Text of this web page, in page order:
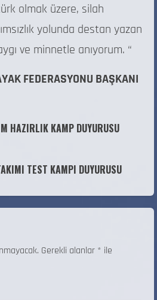
olmak üzere, silah
yolunda destan yazan
ve minnetle anıyorum. “
FEDERASYONU BAŞKANI
HAZIRLIK KAMP DUYURUSU
TEST KAMPI DUYURUSU
Gerekli alanlar * ile